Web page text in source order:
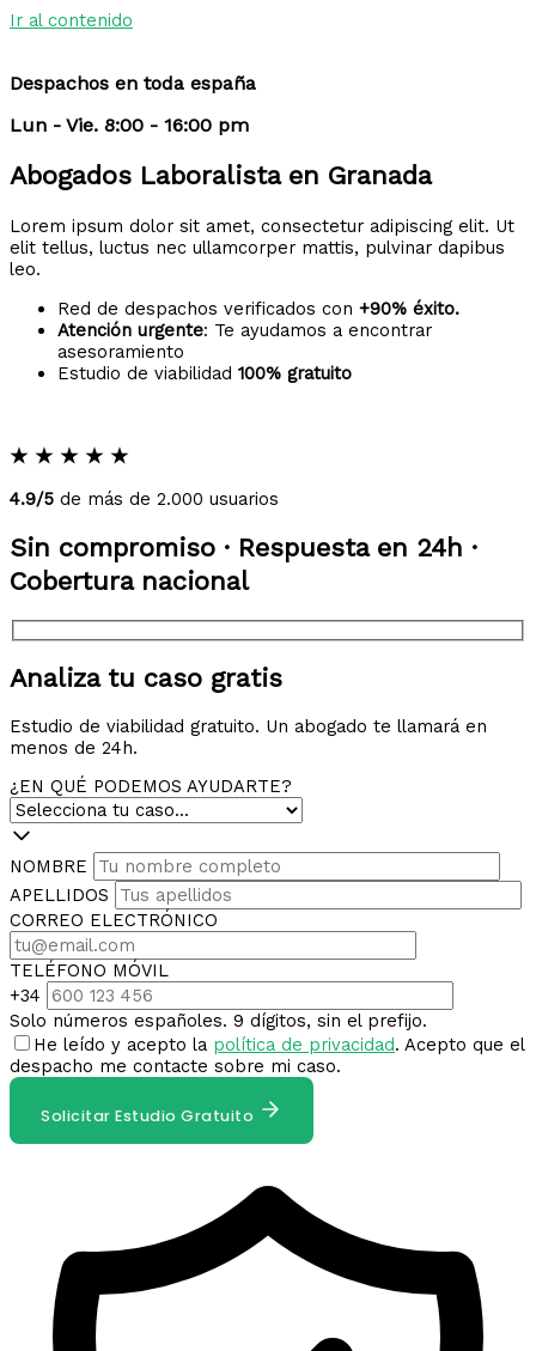
Ir al contenido
Despachos en toda españa
Lun - Vie. 8:00 - 16:00 pm
Abogados Laboralista en Granada
Lorem ipsum dolor sit amet, consectetur adipiscing elit. Ut
elit tellus, luctus nec ullamcorper mattis, pulvinar dapibus
leo.
Red de despachos verificados con +90% éxito.
Atención urgente: Te ayudamos a encontrar
asesoramiento
Estudio de viabilidad 100% gratuito
★ ★ ★ ★ ★
4.9/5 de más de 2.000 usuarios
Sin compromiso · Respuesta en 24h ·
Cobertura nacional
Analiza tu caso gratis
Estudio de viabilidad gratuito. Un abogado te llamará en
menos de 24h.
¿EN QUÉ PODEMOS AYUDARTE?
NOMBRE
APELLIDOS
CORREO ELECTRÓNICO
TELÉFONO MÓVIL
+34
Solo números españoles. 9 dígitos, sin el prefijo.
He leído y acepto la política de privacidad. Acepto que el
despacho me contacte sobre mi caso.
Solicitar Estudio Gratuito